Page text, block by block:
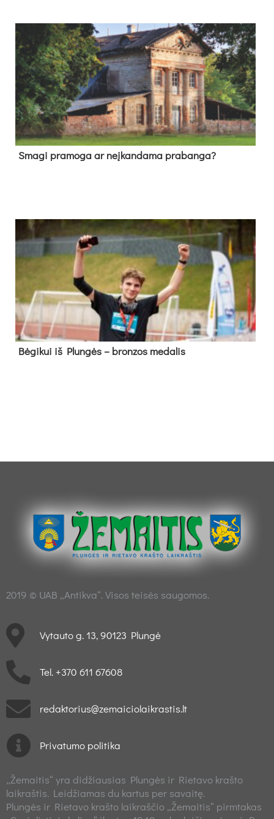
Sma­gi pra­mo­ga ar neį­kan­da­ma pra­ban­ga?
Bė­gi­kui iš Plun­gės – bron­zos me­da­lis
2019 © UAB „Antikva“. Visos teisės saugomos.
Vytauto g. 13, 90123 Plungė
Tel. +370 611 67608
redaktorius@zemaiciolaikrastis.lt
Privatumo politika
„Žemaitis“ yra didžiausias Plungės ir Rietavo krašto
laikraštis. Leidžiamas du kartus per savaitę.
Plungės ir Rietavo krašto laikraščio „Žemaitis“ pirmtakas